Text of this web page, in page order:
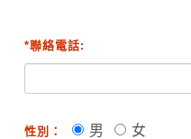
*聯絡電話:
性別： 男 女